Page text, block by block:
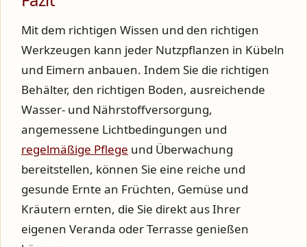
Mit dem richtigen Wissen und den richtigen
Werkzeugen kann jeder Nutzpflanzen in Kübeln
und Eimern anbauen. Indem Sie die richtigen
Behälter, den richtigen Boden, ausreichende
Wasser- und Nährstoffversorgung,
angemessene Lichtbedingungen und
regelmäßige Pflege und Überwachung
bereitstellen, können Sie eine reiche und
gesunde Ernte an Früchten, Gemüse und
Kräutern ernten, die Sie direkt aus Ihrer
eigenen Veranda oder Terrasse genießen